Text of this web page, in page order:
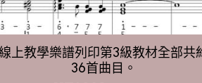
線上教學樂譜列印第3級教材全部共約
36首曲目。
NT$840NT$1,225